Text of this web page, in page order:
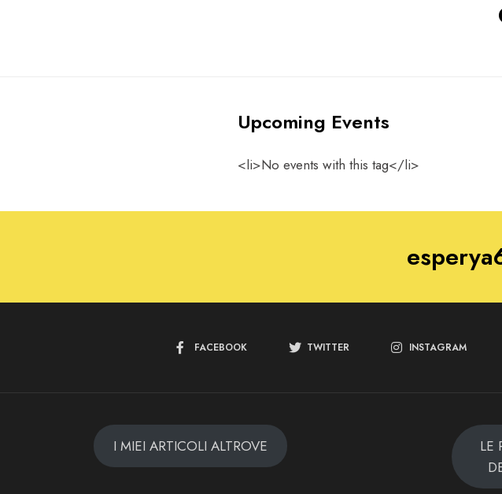
Upcoming Events
<li>No events with this tag</li>
FACEBOOK TWITTER INSTAGRAM
I MIEI ARTICOLI ALTROVE
LE